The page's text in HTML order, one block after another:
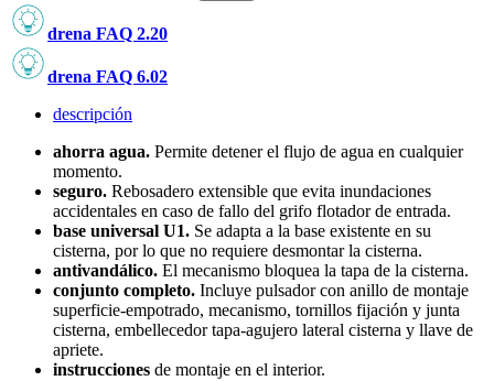
drena FAQ 2.20
drena FAQ 6.02
descripción
ahorra agua. Permite detener el flujo de agua en cualquier
momento.
seguro. Rebosadero extensible que evita inundaciones
accidentales en caso de fallo del grifo flotador de entrada.
base universal U1. Se adapta a la base existente en su
cisterna, por lo que no requiere desmontar la cisterna.
antivandálico. El mecanismo bloquea la tapa de la cisterna.
conjunto completo. Incluye pulsador con anillo de montaje
superficie-empotrado, mecanismo, tornillos fijación y junta
cisterna, embellecedor tapa-agujero lateral cisterna y llave de
apriete.
instrucciones de montaje en el interior.